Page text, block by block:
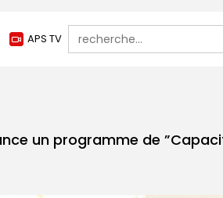
APS TV
Search
for:
un programme de